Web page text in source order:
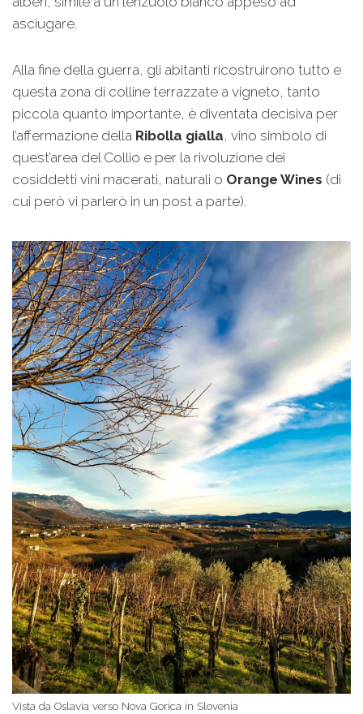
asciugare.
Alla fine della guerra, gli abitanti ricostruirono tutto e
questa zona di colline terrazzate a vigneto, tanto
piccola quanto importante, è diventata decisiva per
l’affermazione della Ribolla gialla, vino simbolo di
quest’area del Collio e per la rivoluzione dei
cosiddetti vini macerati, naturali o Orange Wines (di
cui però vi parlerò in un post a parte).
Vista da Oslavia verso Nova Gorica in Slovenia